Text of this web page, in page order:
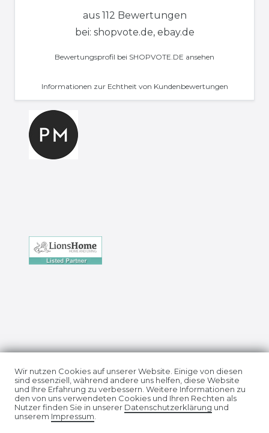
aus 112 Bewertungen
bei: shopvote.de, ebay.de
Bewertungsprofil bei SHOPVOTE.DE ansehen
Informationen zur Echtheit von Kundenbewertungen
Impressum Daten­schutz­erklärung
Wir nutzen Cookies auf unserer Website. Einige von diesen
sind essenziell, während andere uns helfen, diese Website
und Ihre Erfahrung zu verbessern. Weitere Informationen zu
den von uns verwendeten Cookies und Ihren Rechten als
Nutzer finden Sie in unserer Daten­schutz­erklärung und
unserem Impressum.